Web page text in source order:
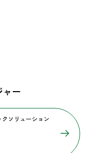
ャー
ソリューション